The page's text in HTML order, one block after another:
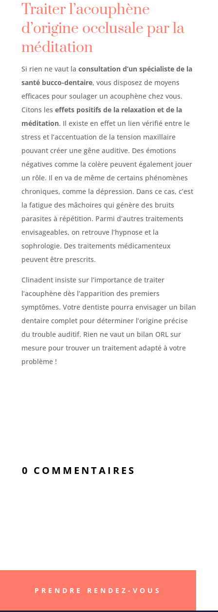
Traiter l’acouphène
d’origine occlusale par la
méditation
Si rien ne vaut la consultation d’un spécialiste de la
santé bucco-dentaire, vous disposez de moyens
efficaces pour soulager un acouphène chez vous.
Citons les effets positifs de la relaxation et de la
méditation. Il existe en effet un lien vérifié entre le
stress et l’accentuation de la tension maxillaire
pouvant créer une gêne auditive. Des émotions
négatives comme la colère peuvent également jouer
un rôle. Il en va de même de certains phénomènes
chroniques, comme la dépression. Dans ce cas, c’est
la fatigue des mâchoires qui génère des bruits
parasites à répétition. Parmi d’autres traitements
envisageables, on retrouve l’hypnose et la
sophrologie. Des traitements médicamenteux
peuvent être prescrits.
Clinadent insiste sur l’importance de traiter
l’acouphène dès l’apparition des premiers
symptômes. Votre dentiste pourra envisager un bilan
dentaire complet pour déterminer l’origine précise
du trouble auditif. Rien ne vaut un bilan ORL sur
mesure pour trouver un traitement adapté à votre
problème !
0 COMMENTAIRES
PRENDRE RENDEZ-VOUS